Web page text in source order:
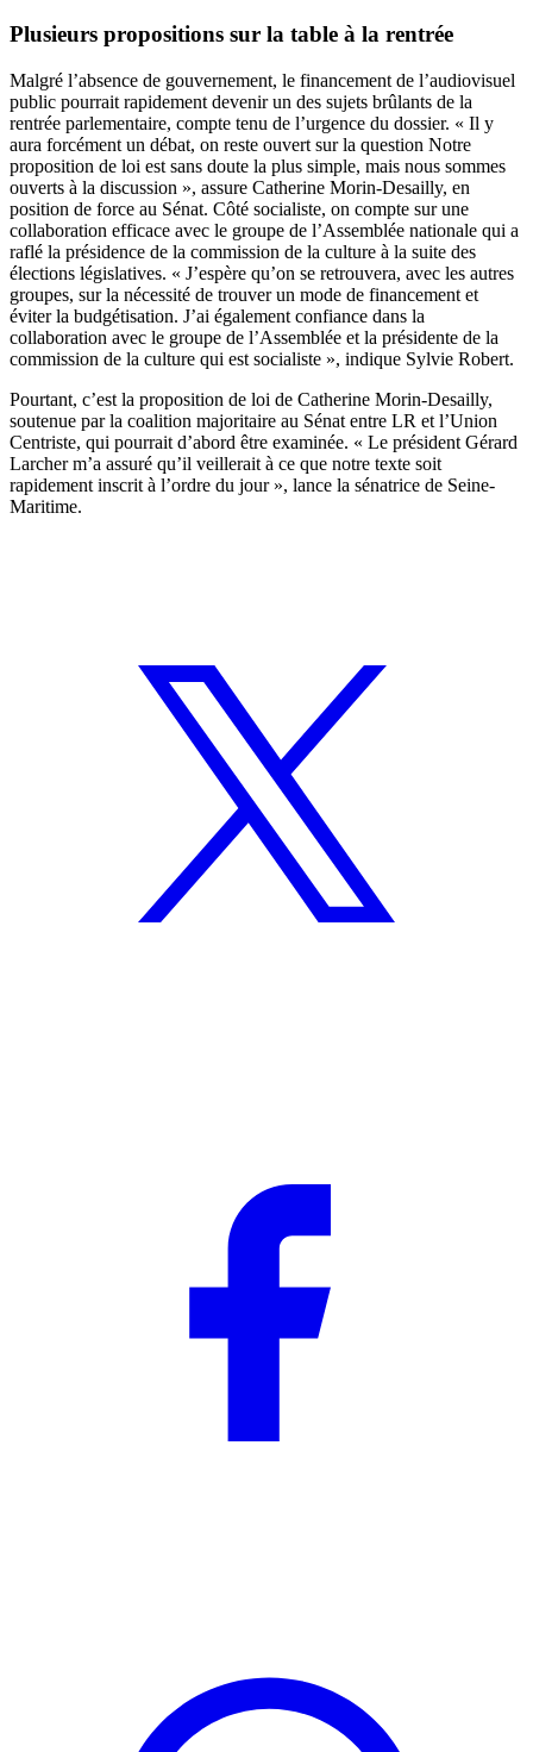
Plusieurs propositions sur la table à la rentrée
Malgré l’absence de gouvernement, le financement de l’audiovisuel
public pourrait rapidement devenir un des sujets brûlants de la
rentrée parlementaire, compte tenu de l’urgence du dossier. « Il y
aura forcément un débat, on reste ouvert sur la question Notre
proposition de loi est sans doute la plus simple, mais nous sommes
ouverts à la discussion », assure Catherine Morin-Desailly, en
position de force au Sénat. Côté socialiste, on compte sur une
collaboration efficace avec le groupe de l’Assemblée nationale qui a
raflé la présidence de la commission de la culture à la suite des
élections législatives. « J’espère qu’on se retrouvera, avec les autres
groupes, sur la nécessité de trouver un mode de financement et
éviter la budgétisation. J’ai également confiance dans la
collaboration avec le groupe de l’Assemblée et la présidente de la
commission de la culture qui est socialiste », indique Sylvie Robert.
Pourtant, c’est la proposition de loi de Catherine Morin-Desailly,
soutenue par la coalition majoritaire au Sénat entre LR et l’Union
Centriste, qui pourrait d’abord être examinée. « Le président Gérard
Larcher m’a assuré qu’il veillerait à ce que notre texte soit
rapidement inscrit à l’ordre du jour », lance la sénatrice de Seine-
Maritime.